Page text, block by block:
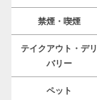
禁煙・喫煙
テイクアウト・デリ
バリー
ペット